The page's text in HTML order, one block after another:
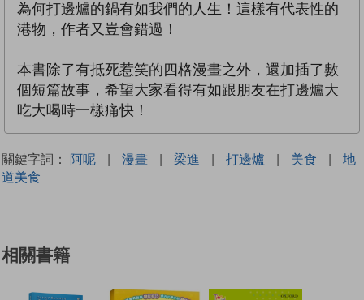
為何打邊爐的鍋有如我們的人生！這樣有代表性的
港物，作者又豈會錯過！
本書除了有抵死惹笑的四格漫畫之外，還加插了數
個短篇故事，希望大家看得有如跟朋友在打邊爐大
吃大喝時一樣痛快！
關鍵字詞： 阿呢 | 漫畫 | 梁進 | 打邊爐 | 美食 |
地
道美食
相關書籍